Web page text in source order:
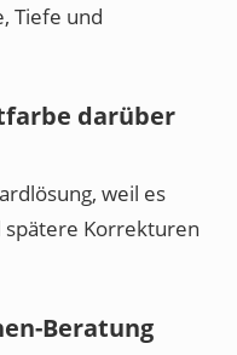
Tiefe und
darüber
weil es
spätere Korrekturen
Beratung